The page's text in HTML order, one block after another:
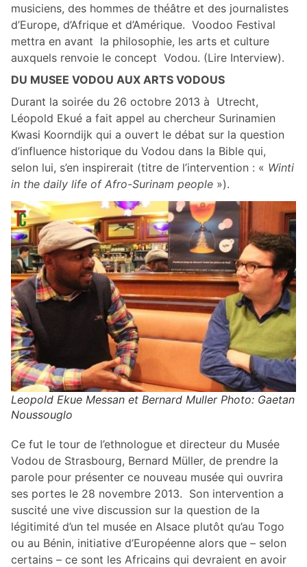
musiciens, des hommes de théâtre et des journalistes
d’Europe, d’Afrique et d’Amérique. Voodoo Festival
mettra en avant la philosophie, les arts et culture
auxquels renvoie le concept Vodou. (Lire Interview).
DU MUSEE VODOU AUX ARTS VODOUS
Durant la soirée du 26 octobre 2013 à Utrecht,
Léopold Ekué a fait appel au chercheur Surinamien
Kwasi Koorndijk qui a ouvert le débat sur la question
d’influence historique du Vodou dans la Bible qui,
selon lui, s’en inspirerait (titre de l’intervention : « Winti
in the daily life of Afro-Surinam people »).
Leopold Ekue Messan et Bernard Muller Photo: Gaetan
Noussouglo
Ce fut le tour de l’ethnologue et directeur du Musée
Vodou de Strasbourg, Bernard Müller, de prendre la
parole pour présenter ce nouveau musée qui ouvrira
ses portes le 28 novembre 2013. Son intervention a
suscité une vive discussion sur la question de la
légitimité d’un tel musée en Alsace plutôt qu’au Togo
ou au Bénin, initiative d’Européenne alors que – selon
certains – ce sont les Africains qui devraient en avoir